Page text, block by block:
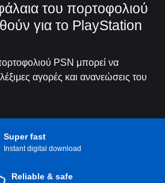
του πορτοφολιού
για το PlayStation
PSN μπορεί να
αγορές και ανανεώσεις του
Super fast
Instant digital download
Reliable & safe